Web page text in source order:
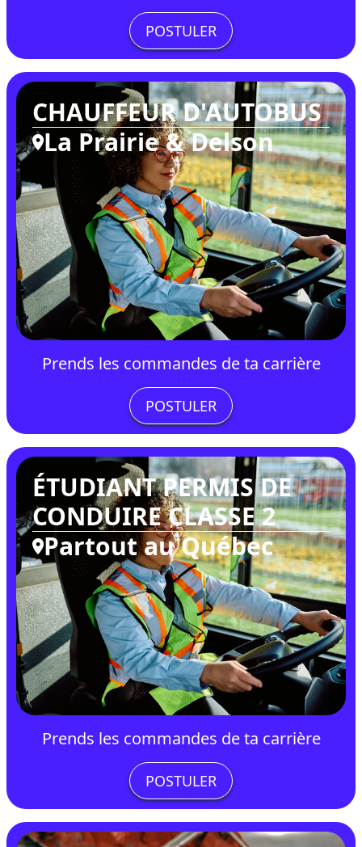
POSTULER
CHAUFFEUR D'AUTOBUS
La Prairie & Delson
Prends les commandes de ta carrière
POSTULER
ÉTUDIANT PERMIS DE
CONDUIRE CLASSE 2
Partout au Québec
Prends les commandes de ta carrière
POSTULER